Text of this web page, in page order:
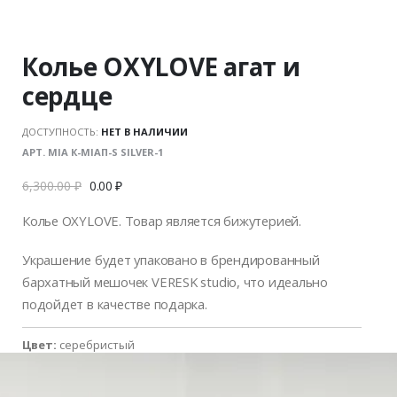
Колье OXYLOVE агат и
сердце
ДОСТУПНОСТЬ: НЕТ В НАЛИЧИИ
АРТ. MIA К-MIAП-S SILVER-1
6,300.00₽ 0.00₽
Колье OXYLOVE. Товар является бижутерией.
Украшение будет упаковано в брендированный
бархатный мешочек VERESK studio, что идеально
подойдет в качестве подарка.
Цвет: серебристый